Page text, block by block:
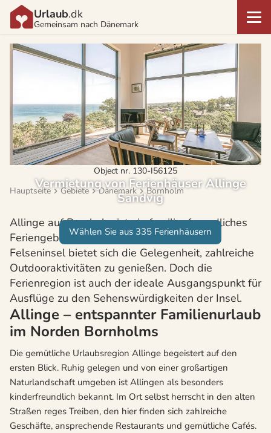
Urlaub.dk
Gemeinsam nach Dänemark
Object nr. 130-I56125
Vermietung von Ferienhäuser Allinge
Sandvig
Wählen Sie aus 335 Ferienhäusern
Hauptseite Gebiete Dänemark Bornholm
Allinge auf Bornholm ist ein familienfreundliches
Feriengebiet. Auf der sagenhaft schönen
Felseninsel bietet sich die Gelegenheit, zahlreiche
Outdooraktivitäten zu genießen. Doch die
Ferienregion ist auch der ideale Ausgangspunkt für
Ausflüge zu den Sehenswürdigkeiten der Insel.
Allinge – entspannter Familienurlaub
im Norden Bornholms
Die gemütliche Urlaubsregion Allinge begeistert auf den
ersten Blick. Ruhig gelegen und von einer großartigen
Naturlandschaft umgeben ist Allingen als besonders
kinderfreundlich bekannt. Im Ort selbst herrscht in den alten
Straßen reges Treiben, den hier finden sich zahlreiche
Geschäfte, ansprechende Restaurants und gemütliche Cafés.